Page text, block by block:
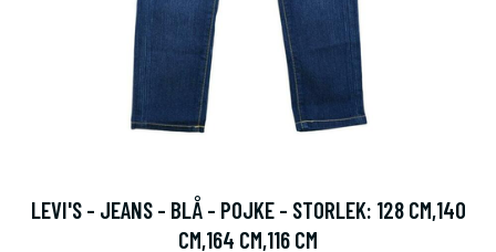
LEVI'S - JEANS - BLÅ - POJKE - STORLEK: 128 CM,140
CM,164 CM,116 CM